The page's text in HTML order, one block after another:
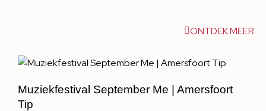
ONTDEK MEER
Muziekfestival September Me | Amersfoort
Tip